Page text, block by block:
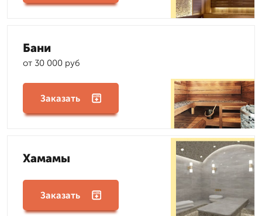
Бани
от 30 000 руб
Заказать
Хамамы
Заказать